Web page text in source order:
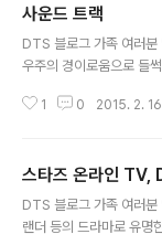
사운드 트랙
DTS 블로그 가족 여러분
우주의 경이로움으로 들
해서웨이가 뭉친 이 영화
의 자리에 오르기도 했는
사운드 솔루션을 만났습
(출처 : 네이버 영화) DTS
1 0 2015. 2.
스타즈 온라인 TV,
DTS 블로그 가족 여러분
랜더 등의 드라마로 유명